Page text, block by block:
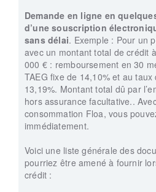
Demande en ligne en
d’une souscription
sans délai. Exemple : Pour un
avec un montant total de crédit
000 € : remboursement en 30
TAEG fixe de 14,10% et au
13,19%. Montant total dû par
hors assurance facultative..
consommation Floa, vous
immédiatement.
Voici une liste générale des
pourriez être amené à fournir
crédit :